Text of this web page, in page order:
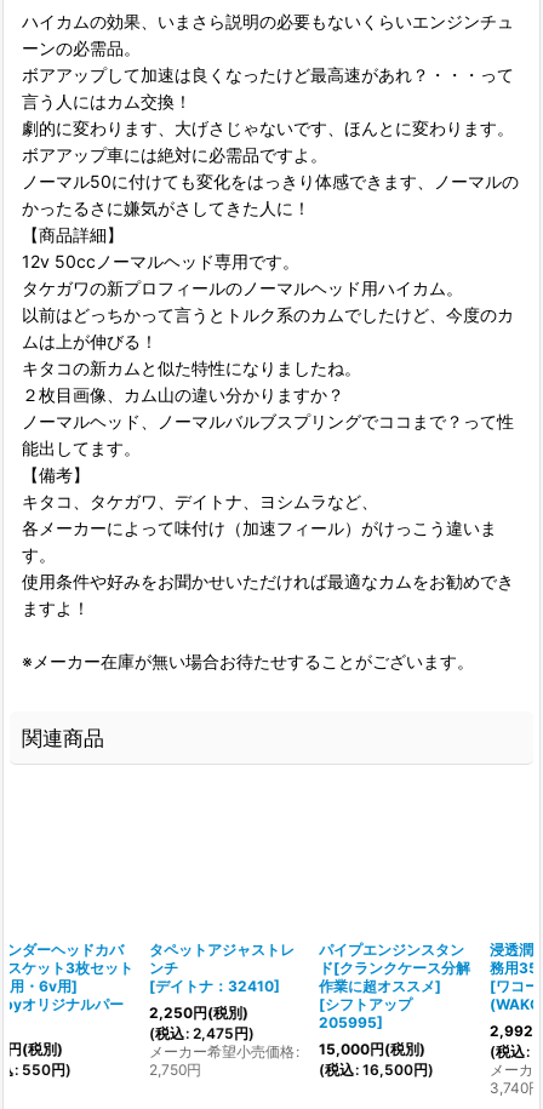
ハイカムの効果、いまさら説明の必要もないくらいエンジンチュ
ーンの必需品。
ボアアップして加速は良くなったけど最高速があれ？・・・って
言う人にはカム交換！
劇的に変わります、大げさじゃないです、ほんとに変わります。
ボアアップ車には絶対に必需品ですよ。
ノーマル50に付けても変化をはっきり体感できます、ノーマルの
かったるさに嫌気がさしてきた人に！
【商品詳細】
12v 50ccノーマルヘッド専用です。
タケガワの新プロフィールのノーマルヘッド用ハイカム。
以前はどっちかって言うとトルク系のカムでしたけど、今度のカ
ムは上が伸びる！
キタコの新カムと似た特性になりましたね。
２枚目画像、カム山の違い分かりますか？
ノーマルヘッド、ノーマルバルブスプリングでココまで？って性
能出してます。
【備考】
キタコ、タケガワ、デイトナ、ヨシムラなど、
各メーカーによって味付け（加速フィール）がけっこう違いま
す。
使用条件や好みをお聞かせいただければ最適なカムをお勧めでき
ますよ！
※メーカー在庫が無い場合お待たせすることがございます。
関連商品
浸透潤滑剤ラスペネ業
務用350ml【RP-C】
[ ワコーズ
(WAKO’S)A122
(税込:
メーカー希望小売価格:
組付け時磨耗防止ペー
スト(エンジン組付用)
【ASP】
[ワコーズ
(WAKO’S)V902
4,160円(税別)
(税込
ドレンボルトパッキン
[アルミワッシャ]
[内径
8mm.10mm.12mm.14
mm]
[ Cubyオリジナルパー
ツ ]